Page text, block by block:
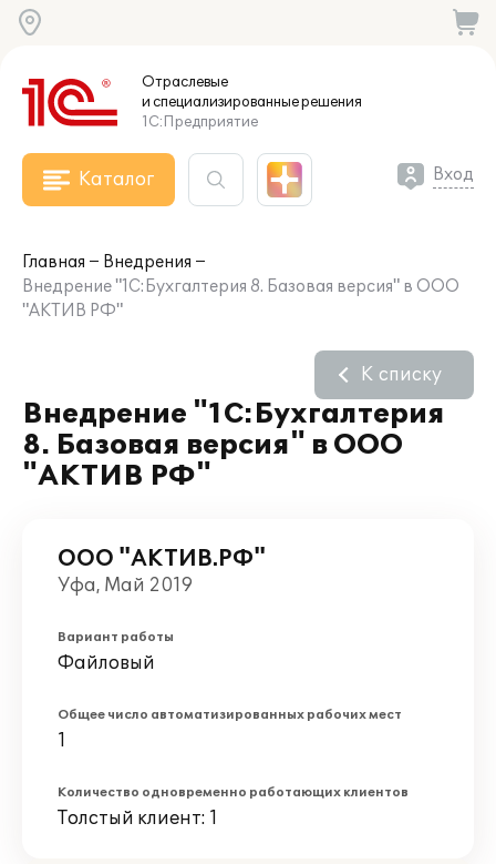
Отраслевые
и специализированныерешения
1С:Предприятие
Каталог Вход
Главная
Внедрения
Внедрение "1С:Бухгалтерия 8. Базовая версия" в ООО
"АКТИВ РФ"
Внедрение "1С:Бухгалтерия
8. Базовая версия" в ООО
"АКТИВ РФ"
К списку
ООО "АКТИВ.РФ"
Уфа, Май 2019
Вариант работы
Файловый
Общее число автоматизированных рабочих мест
1
Количество одновременно работающих клиентов
Толстый клиент: 1